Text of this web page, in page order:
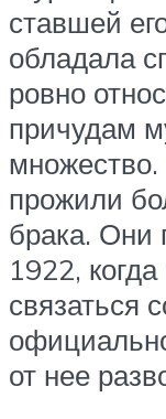
ставшей
обладала
ровно
причудам
прожили
брака. Они
1922,
связаться
от нее